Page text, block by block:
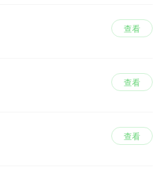
查看
查看
查看